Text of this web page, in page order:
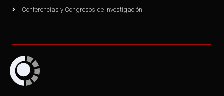
Conferencias y Congresos de Investigación